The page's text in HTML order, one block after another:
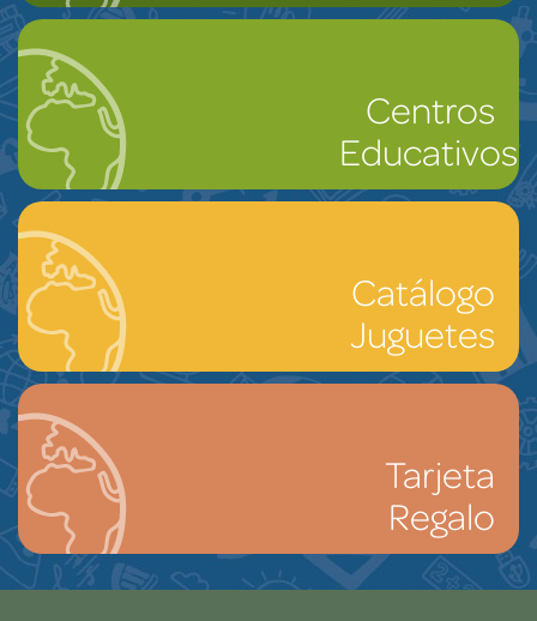
Centros
Educativos
Catálogo
Juguetes
Tarjeta
Regalo